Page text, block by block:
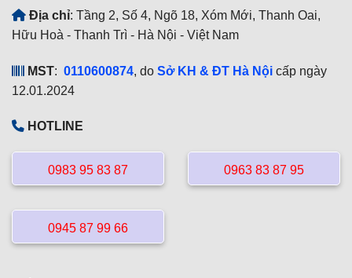
Địa chỉ: Tầng 2, Số 4, Ngõ 18, Xóm Mới, Thanh Oai,
Hữu Hoà - Thanh Trì - Hà Nội - Việt Nam
MST: 0110600874, do Sở KH & ĐT Hà Nội cấp ngày
12.01.2024
HOTLINE
0983 95 83 87 0963 83 87 95
0945 87 99 66